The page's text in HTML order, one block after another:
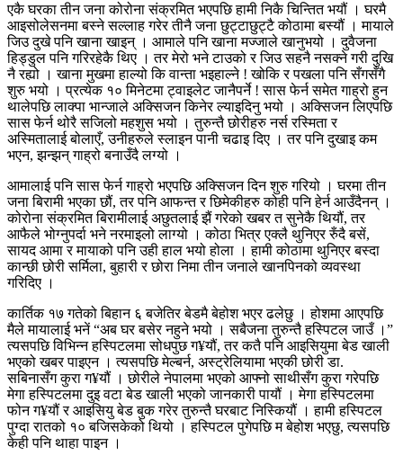
एकै घरका तीन जना कोरोना संक्रमित भएपछि हामी निकै चिन्तित भयौं । घरमै
आइसोलेसनमा बस्ने सल्लाह गरेर तीनै जना छुट्टाछुट्टै कोठामा बस्यौं । मायाले
जिउ दुखे पनि खाना खाइन् । आमाले पनि खाना मज्जाले खानुभयो । दुवैजना
हिड्डुल पनि गरिरहेकै थिए । तर मेरो भने टाउको र जिउ सहनै नसक्ने गरी दुखि
नै रह्यो । खाना मुखमा हाल्यो कि वान्ता भइहाल्ने ! खोकि र पखला पनि सँगसँगै
शुरु भयो । प्रत्येक १० मिनेटमा ट्वाइलेट जानैपर्ने ! सास फेर्न समेत गाह्रो हुन
थालेपछि लाक्पा भान्जाले अक्सिजन किनेर ल्याइदिनु भयो । अक्सिजन लिएपछि
सास फेर्न थोरै सजिलो महशुस भयो । तुरुन्तै छोरीहरु नर्स रस्मिता र
अस्मितालाई बोलाएँ, उनीहरुले स्लाइन पानी चढाइ दिए । तर पनि दुखाइ कम
भएन, झन्झन् गाह्रो बनाउँदै लग्यो ।
आमालाई पनि सास फेर्न गाह्रो भएपछि अक्सिजन दिन शुरु गरियो । घरमा तीन
जना बिरामी भएका छौं, तर पनि आफन्त र छिमेकीहरु कोही पनि हेर्न आउँदैनन् ।
कोरोना संक्रमित बिरामीलाई अछुतलाई झैं गरेको खबर त सुनेकै थियौं, तर
आफैले भोग्नुपर्दा भने नरमाइलो लाग्यो । कोठा भित्र एक्लै थुनिएर रुँदै बसें,
सायद आमा र मायाको पनि उही हाल भयो होला । हामी कोठामा थुनिएर बस्दा
कान्छी छोरी सर्मिला, बुहारी र छोरा निमा तीन जनाले खानपिनको व्यवस्था
गरिदिए ।
कार्तिक १७ गतेको बिहान ६ बजेतिर बेडमै बेहोश भएर ढलेछु । होशमा आएपछि
मैले मायालाई भनें “अब घर बसेर नहुने भयो । सबैजना तुरुन्तै हस्पिटल जाउँ ।”
त्यसपछि विभिन्न हस्पिटलमा सोधपुछ ग¥यौं, तर कतै पनि आइसियुमा बेड खाली
भएको खबर पाइएन । त्यसपछि मेल्बर्न, अस्ट्रेलियामा भएकी छोरी डा.
सबिनासँग कुरा ग¥यौं । छोरीले नेपालमा भएको आफ्नो साथीसँग कुरा गरेपछि
मेगा हस्पिटलमा दुइ वटा बेड खाली भएको जानकारी पायौं । मेगा हस्पिटलमा
फोन ग¥यौं र आइसियु बेड बुक गरेर तुरुन्तै घरबाट निस्कियौं । हामी हस्पिटल
पुग्दा रातको १० बजिसकेको थियो । हस्पिटल पुगेपछि म बेहोश भएछु, त्यसपछि
केही पनि थाहा पाइन ।